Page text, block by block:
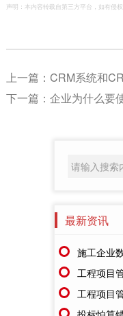
声明：本内容转载自第三方平台，如有侵
上一篇： CRM系统和
下一篇： 企业为什么要
最新资讯
施工企业
工程项目管理软
工程项目管